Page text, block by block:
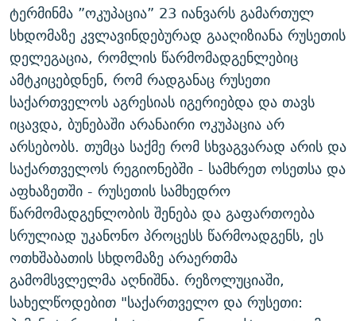
ტერმინმა ”ოკუპაცია” 23 იანვარს გამართულ
სხდომაზე კვლავინდებურად გააღიზიანა რუსეთის
დელეგაცია, რომლის წარმომადგენლებიც
ამტკიცებდნენ, რომ რადგანაც რუსეთი
საქართველოს აგრესიას იგერიებდა და თავს
იცავდა, ბუნებაში არანაირი ოკუპაცია არ
არსებობს. თუმცა საქმე რომ სხვაგვარად არის და
საქართველოს რეგიონებში - სამხრეთ ოსეთსა და
აფხაზეთში - რუსეთის სამხედრო
წარმომადგენლობის შენება და გაფართოება
სრულიად უკანონო პროცესს წარმოადგენს, ეს
ოთხშაბათის სხდომაზე არაერთმა
გამომსვლელმა აღნიშნა. რეზოლუციაში,
სახელწოდებით "საქართველო და რუსეთი: